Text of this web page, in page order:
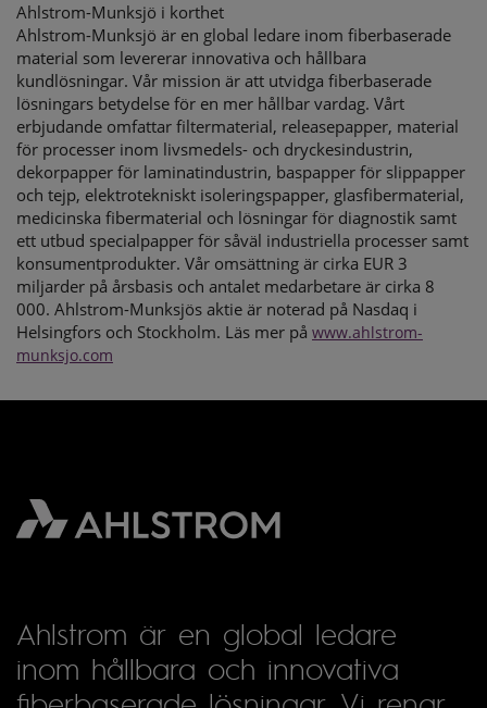
Ahlstrom-Munksjö i korthet
Ahlstrom-Munksjö är en global ledare inom fiberbaserade
material som levererar innovativa och hållbara
kundlösningar. Vår mission är att utvidga fiberbaserade
lösningars betydelse för en mer hållbar vardag. Vårt
erbjudande omfattar filtermaterial, releasepapper, material
för processer inom livsmedels- och dryckesindustrin,
dekorpapper för laminatindustrin, baspapper för slippapper
och tejp, elektrotekniskt isoleringspapper, glasfibermaterial,
medicinska fibermaterial och lösningar för diagnostik samt
ett utbud specialpapper för såväl industriella processer samt
konsumentprodukter. Vår omsättning är cirka EUR 3
miljarder på årsbasis och antalet medarbetare är cirka 8
000. Ahlstrom-Munksjös aktie är noterad på Nasdaq i
Helsingfors och Stockholm. Läs mer på www.ahlstrom-
munksjo.com
Ahlstrom är en global ledare
inom hållbara och innovativa